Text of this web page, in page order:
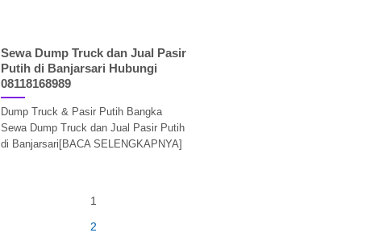
Sewa Dump Truck dan Jual Pasir
Putih di Banjarsari Hubungi
08118168989
Dump Truck & Pasir Putih Bangka
Sewa Dump Truck dan Jual Pasir Putih
di Banjarsari[BACA SELENGKAPNYA]
1
2